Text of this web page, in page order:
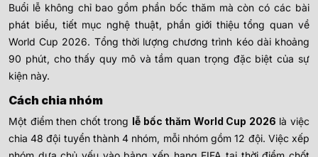
Buổi lễ không chỉ bao gồm phần bốc thăm mà còn có các bài
phát biểu, tiết mục nghệ thuật, phần giới thiệu tổng quan về
World Cup 2026. Tổng thời lượng chương trình kéo dài khoảng
90 phút, cho thấy quy mô và tầm quan trọng đặc biệt của sự
kiện này.
Cách chia nhóm
Một điểm then chốt trong lễ bốc thăm World Cup 2026 là việc
chia 48 đội tuyển thành 4 nhóm, mỗi nhóm gồm 12 đội. Việc xếp